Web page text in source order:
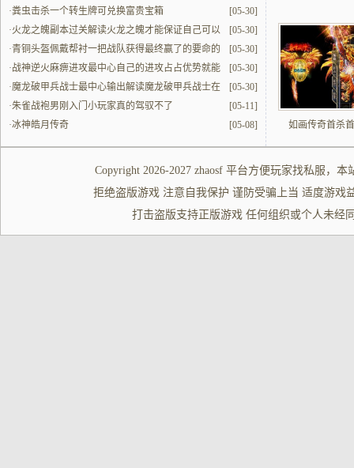
杀怪用
[05-30]
·粪虫击杀一个转生牌可兑换富贵宝箱
[05-30]
·火龙之魄副本过关解读火龙之魄才能保证自己可以
顺风顺水过关这个副本提升最中心战力
[05-30]
·青铜头盔佩戴帮衬一把战队获得最终赢了的要命的
[05-30]
·战神逆火麻痹进攻最中心自己的进攻占占优势就能
够更顶的发挥出来了
[05-30]
·魔龙破甲兵战士最中心输出解读魔龙破甲兵战士在
群体中的最中心输出技能是赢的关键要命的
[05-11]
·朱雀战袍男刚入门小玩家真的驾驭不了
[05-08]
·冰神皓月传奇 如画传奇首杀
Copyright 2026-2027 zhaosf平台方便玩家找私服 ，本
拒绝盗版游戏 注意自我保护 谨防受骗上当 适度游戏
打击盗版支持正版游戏 任何组织或个人未经